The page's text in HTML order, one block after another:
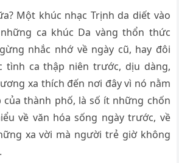
Một khúc nhạc Trịnh da diết vào
ca khúc Da vàng thổn thức
nhắc nhớ về ngày cũ, hay đôi
tình ca thập niên trước, dịu dàng,
xa thích đến nơi đây vì nó nằm
của thành phố, là số ít những chốn
về văn hóa sống ngày trước, về
xa vời mà người trẻ giờ không